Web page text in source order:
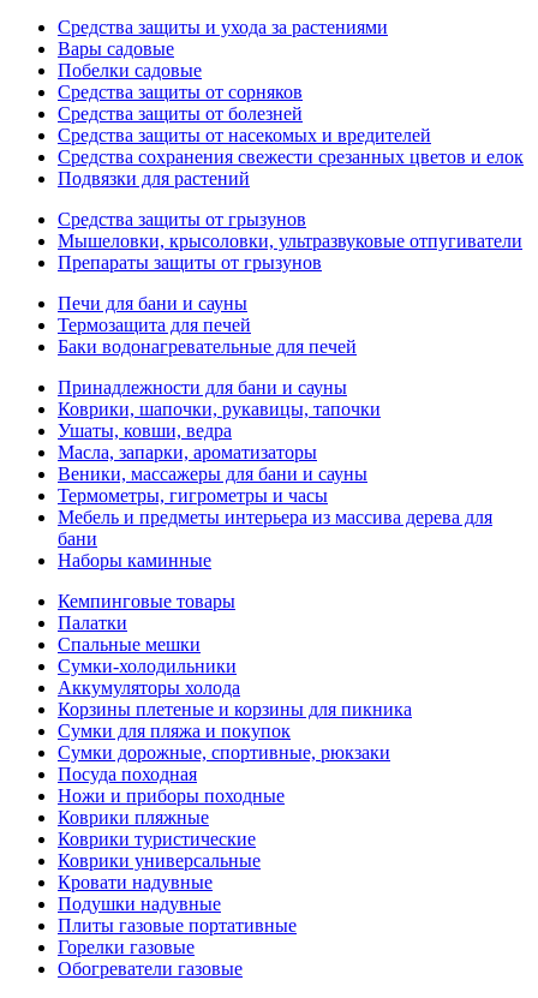
Средства защиты и ухода за растениями
Вары садовые
Побелки садовые
Средства защиты от сорняков
Средства защиты от болезней
Средства защиты от насекомых и вредителей
Средства сохранения свежести срезанных цветов и елок
Подвязки для растений
Средства защиты от грызунов
Мышеловки, крысоловки, ультразвуковые отпугиватели
Препараты защиты от грызунов
Печи для бани и сауны
Термозащита для печей
Баки водонагревательные для печей
Принадлежности для бани и сауны
Коврики, шапочки, рукавицы, тапочки
Ушаты, ковши, ведра
Масла, запарки, ароматизаторы
Веники, массажеры для бани и сауны
Термометры, гигрометры и часы
Мебель и предметы интерьера из массива дерева для
бани
Наборы каминные
Кемпинговые товары
Палатки
Спальные мешки
Сумки-холодильники
Аккумуляторы холода
Корзины плетеные и корзины для пикника
Сумки для пляжа и покупок
Сумки дорожные, спортивные, рюкзаки
Посуда походная
Ножи и приборы походные
Коврики пляжные
Коврики туристические
Коврики универсальные
Кровати надувные
Подушки надувные
Плиты газовые портативные
Горелки газовые
Обогреватели газовые